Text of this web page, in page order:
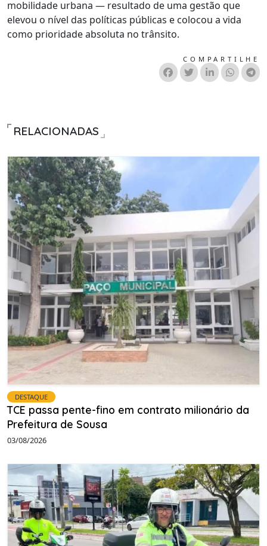
mobilidade urbana — resultado de uma gestão que
elevou o nível das políticas públicas e colocou a vida
como prioridade absoluta no trânsito.
COMPARTILHE
RELACIONADAS
DESTAQUE
TCE passa pente-fino em contrato milionário da
Prefeitura de Sousa
03/08/2026